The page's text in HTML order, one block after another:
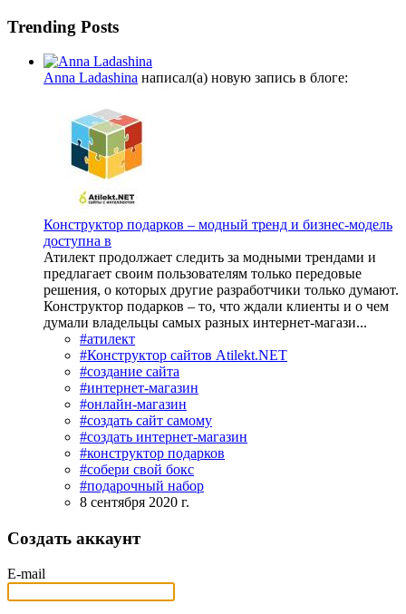
Trending Posts
Anna Ladashina написал(а) новую запись в блоге:
Конструктор подарков – модный тренд и бизнес-модель
доступна в
Атилект продолжает следить за модными трендами и
предлагает своим пользователям только передовые
решения, о которых другие разработчики только думают.
Конструктор подарков – то, что ждали клиенты и о чем
думали владельцы самых разных интернет-магази...
#атилект
#Конструктор сайтов Atilekt.NET
#создание сайта
#интернет-магазин
#онлайн-магазин
#создать сайт самому
#создать интернет-магазин
#конструктор подарков
#собери свой бокс
#подарочный набор
8 сентября 2020 г.
Создать аккаунт
E-mail